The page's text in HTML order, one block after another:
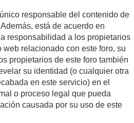
responsable del contenido de
está de acuerdo en
responsabilidad a los propietarios
relacionado con este foro, su
propietarios de este foro también
su identidad (o cualquier otra
en este servicio) en el
o proceso legal que pueda
causada por su uso de este